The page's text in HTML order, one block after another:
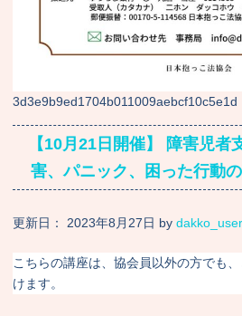
3d3e9b9ed1704b011009aebcf10c5e1d
【10月21日開催】 障害児
害、パニック、困った行動
更新日： 2023年8月27日 by dakko_user
こちらの講座は、協会員以外の方でも
けます。